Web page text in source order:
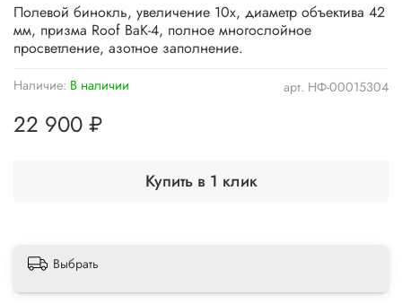
арт. НФ-00015304
Наличие: В наличии
22 900 ₽
Купить в 1 клик
Полевой бинокль, увеличение 10x, диаметр объектива 42
мм, призма Roof BaK-4, полное многослойное
просветление, азотное заполнение.
Выбрать